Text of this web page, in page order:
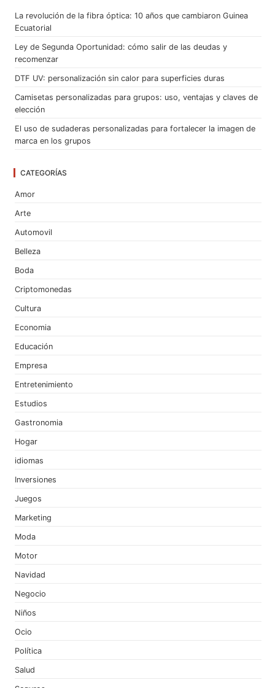
La revolución de la fibra óptica: 10 años que cambiaron Guinea
Ecuatorial
Ley de Segunda Oportunidad: cómo salir de las deudas y
recomenzar
DTF UV: personalización sin calor para superficies duras
Camisetas personalizadas para grupos: uso, ventajas y claves de
elección
El uso de sudaderas personalizadas para fortalecer la imagen de
marca en los grupos
CATEGORÍAS
Amor
Arte
Automovil
Belleza
Boda
Criptomonedas
Cultura
Economia
Educación
Empresa
Entretenimiento
Estudios
Gastronomia
Hogar
idiomas
Inversiones
Juegos
Marketing
Moda
Motor
Navidad
Negocio
Niños
Ocio
Política
Salud